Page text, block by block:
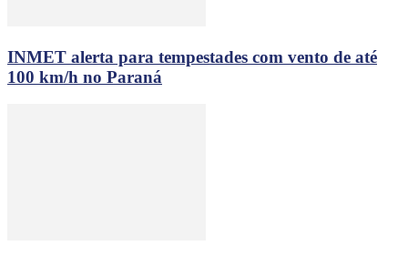
INMET alerta para tempestades com vento de até
100 km/h no Paraná